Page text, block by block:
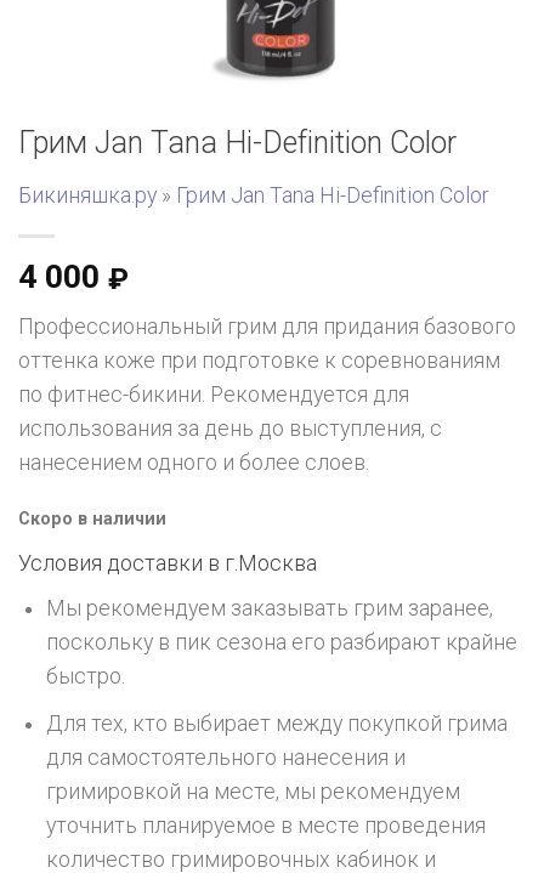
Грим Jan Tana Hi-Definition Color
Бикиняшка.ру » Грим Jan Tana Hi-Definition Color
4 000 ₽
Профессиональный грим для придания базового
оттенка коже при подготовке к соревнованиям
по фитнес-бикини. Рекомендуется для
использования за день до выступления, с
нанесением одного и более слоев.
Скоро в наличии
Условия доставки в г. Москва
Мы рекомендуем заказывать грим заранее,
поскольку в пик сезона его разбирают крайне
быстро.
Для тех, кто выбирает между покупкой грима
для самостоятельного нанесения и
гримировкой на месте, мы рекомендуем
уточнить планируемое в месте проведения
количество гримировочных кабинок и